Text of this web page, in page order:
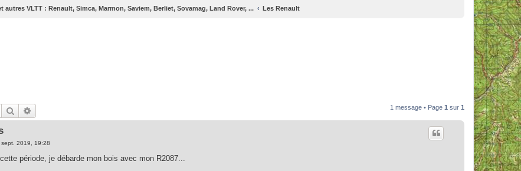
autres VLTT : Renault, Simca, Marmon, Saviem, Berliet, Sovamag, Land Rover, ... Les Renault
Rechercher 1 message • Page 1 sur 1
sept. 2019, 19:28
période, je débarde mon bois avec mon R2087...